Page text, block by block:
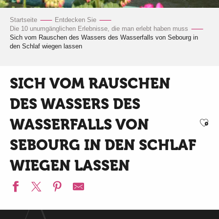
Startseite
Entdecken Sie
Die 10 unumgänglichen Erlebnisse, die man erlebt haben muss
Sich vom Rauschen des Wassers des Wasserfalls von Sebourg in
den Schlaf wiegen lassen
SICH VOM RAUSCHEN
DES WASSERS DES
WASSERFALLS VON
SEBOURG IN DEN SCHLAF
WIEGEN LASSEN